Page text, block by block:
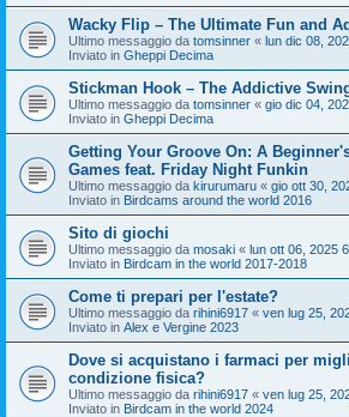
Wacky Flip – The Ultimate Fun and
Ultimo messaggio da tomsinner « lun dic 08,
Inviato in Gheppi Decima
Stickman Hook – The Addictive
Ultimo messaggio da tomsinner « gio dic 04,
Inviato in Gheppi Decima
Getting Your Groove On: A
Games feat. Friday Night Funkin
Ultimo messaggio da kirurumaru « gio ott 30,
Inviato in Birdcams around the world 2016
Sito di giochi
Ultimo messaggio da mosaki « lun ott 06, 2025
Inviato in Birdcam in the world 2017-2018
Come ti prepari per l'estate?
Ultimo messaggio da rihini6917 « ven lug 25,
Inviato in Alex e Vergine 2023
Dove si acquistano i farmaci per
condizione fisica?
Ultimo messaggio da rihini6917 « ven lug 25,
Inviato in Birdcam in the world 2024